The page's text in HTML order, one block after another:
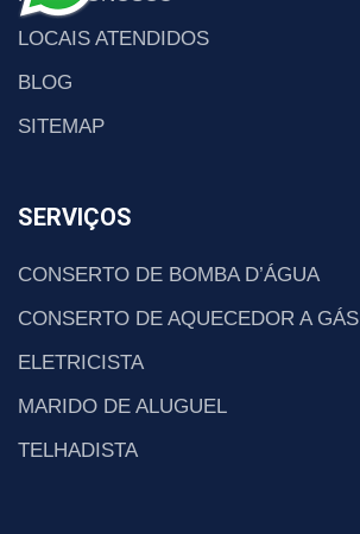
LOCAIS ATENDIDOS
BLOG
SITEMAP
SERVIÇOS
CONSERTO DE BOMBA D’ÁGUA
CONSERTO DE AQUECEDOR A GÁS
ELETRICISTA
MARIDO DE ALUGUEL
TELHADISTA